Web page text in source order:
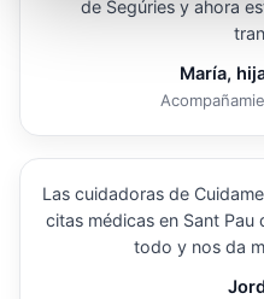
de Segúries y ahora
María,
Las cuidadoras de
citas médicas en Sant Pau
todo y nos da